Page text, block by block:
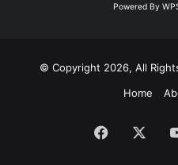
Powered By
© Copyright 2026, All
Home
Facebook